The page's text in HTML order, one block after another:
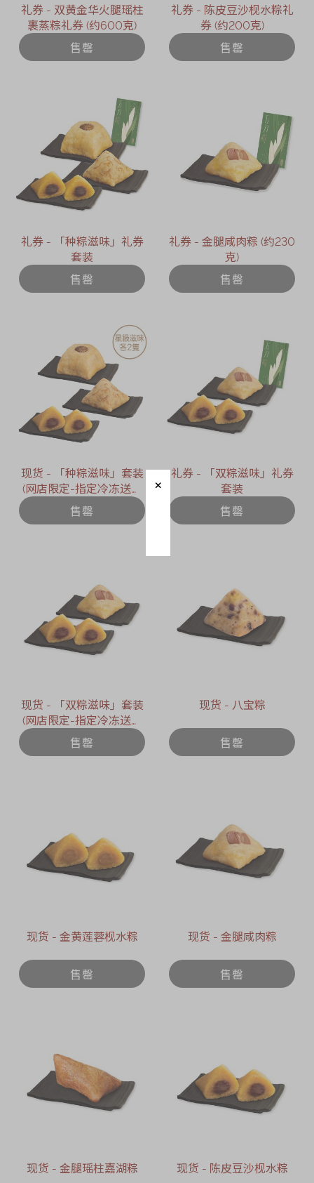
礼券 - 双黄金华火腿瑶柱
裹蒸粽礼券 (约600克)
售罄
礼券 - 陈皮豆沙枧水粽礼
券 (约200克)
售罄
礼券 - 「种粽滋味」礼券
套装
售罄
礼券 - 金腿咸肉粽 (约230
克)
售罄
现货 - 「种粽滋味」套装
(网店限定-指定冷冻送货
日期 : 2026年6月12日)
售罄
礼券 - 「双粽滋味」礼券
套装
售罄
现货 - 「双粽滋味」套装
(网店限定-指定冷冻送货
日期 : 2026年6月12日)
售罄
现货 - 八宝粽
售罄
现货 - 金黄莲蓉枧水粽
售罄
现货 - 金腿咸肉粽
售罄
现货 - 金腿瑶柱嘉湖粽 现货 - 陈皮豆沙枧水粽